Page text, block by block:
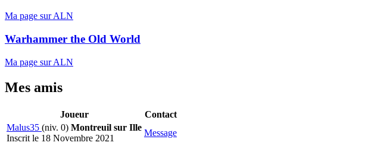
Ma page sur ALN
Warhammer the Old World
Ma page sur ALN
Mes amis
Joueur
Contact
Malus35 (niv. 0) Montreuil sur Ille
Inscrit le 18 Novembre 2021
Message